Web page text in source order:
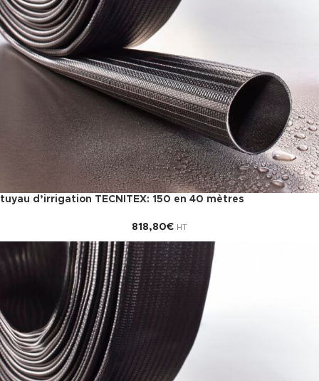
tuyau d’irrigation TECNITEX: 150 en 40 mètres
818,80€ HT